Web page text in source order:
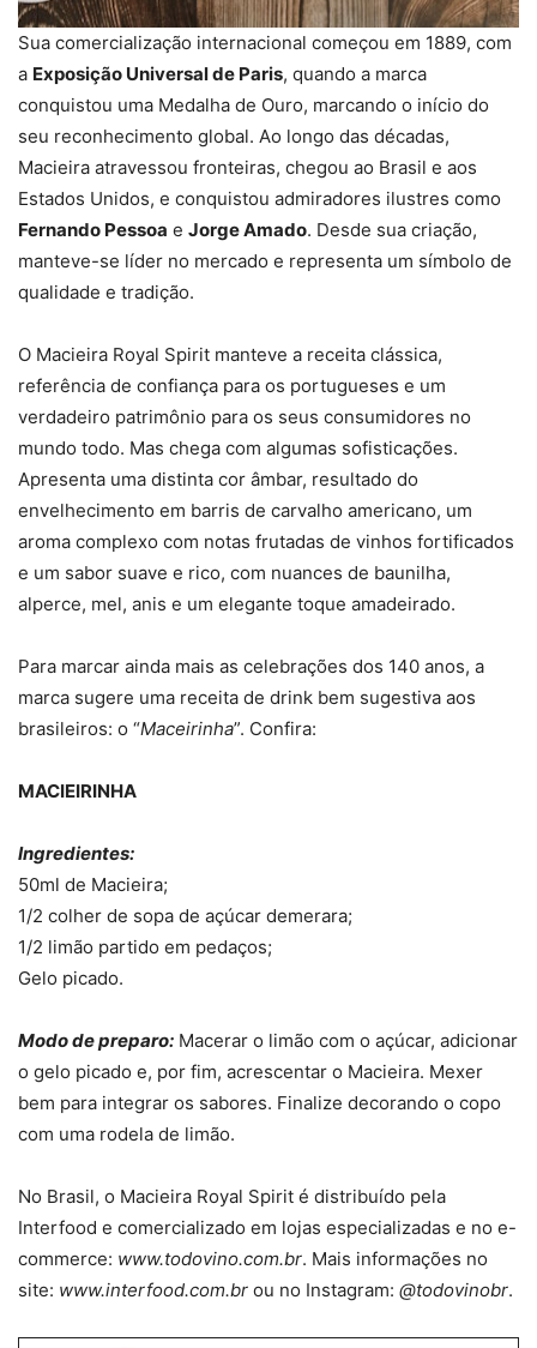
Sua comercialização internacional começou em 1889, com
a Exposição Universal de Paris, quando a marca
conquistou uma Medalha de Ouro, marcando o início do
seu reconhecimento global. Ao longo das décadas,
Macieira atravessou fronteiras, chegou ao Brasil e aos
Estados Unidos, e conquistou admiradores ilustres como
Fernando Pessoa e Jorge Amado. Desde sua criação,
manteve-se líder no mercado e representa um símbolo de
qualidade e tradição.
O Macieira Royal Spirit manteve a receita clássica,
referência de confiança para os portugueses e um
verdadeiro patrimônio para os seus consumidores no
mundo todo. Mas chega com algumas sofisticações.
Apresenta uma distinta cor âmbar, resultado do
envelhecimento em barris de carvalho americano, um
aroma complexo com notas frutadas de vinhos fortificados
e um sabor suave e rico, com nuances de baunilha,
alperce, mel, anis e um elegante toque amadeirado.
Para marcar ainda mais as celebrações dos 140 anos, a
marca sugere uma receita de drink bem sugestiva aos
brasileiros: o “Maceirinha”. Confira:
MACIEIRINHA
Ingredientes:
50ml de Macieira;
1/2 colher de sopa de açúcar demerara;
1/2 limão partido em pedaços;
Gelo picado.
Modo de preparo: Macerar o limão com o açúcar, adicionar
o gelo picado e, por fim, acrescentar o Macieira. Mexer
bem para integrar os sabores. Finalize decorando o copo
com uma rodela de limão.
No Brasil, o Macieira Royal Spirit é distribuído pela
Interfood e comercializado em lojas especializadas e no e-
commerce: www.todovino.com.br. Mais informações no
site: www.interfood.com.br ou no Instagram: @todovinobr.